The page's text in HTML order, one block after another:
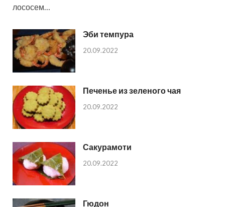
лососем…
Эби темпура
20.09.2022
Печенье из зеленого чая
20.09.2022
Сакурамоти
20.09.2022
Гюдон